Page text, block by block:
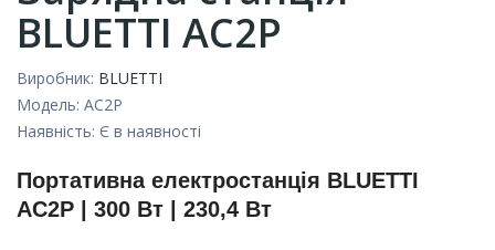
BLUETTI AC2P
Виробник: BLUETTI
Модель: AC2P
Наявність: Є в наявності
Портативна електростанція BLUETTI
AC2P | 300 Вт | 230,4 Вт